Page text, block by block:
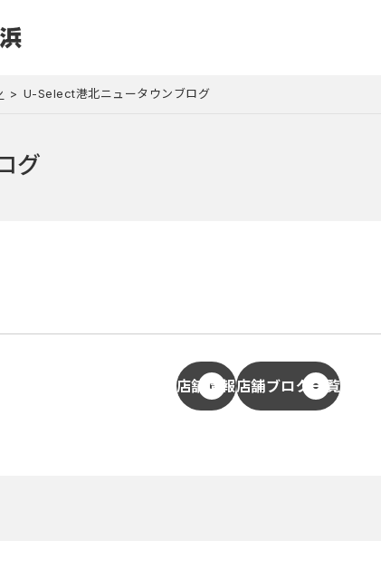
U-Select港北ニュータウンブログ
グ
店舗情報店舗ブログ一覧